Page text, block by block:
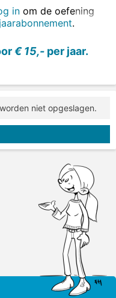
hardop (als dat kan)
in om de oefening
jaarabonnement.
€ 15,- per jaar.
niet opgeslagen.